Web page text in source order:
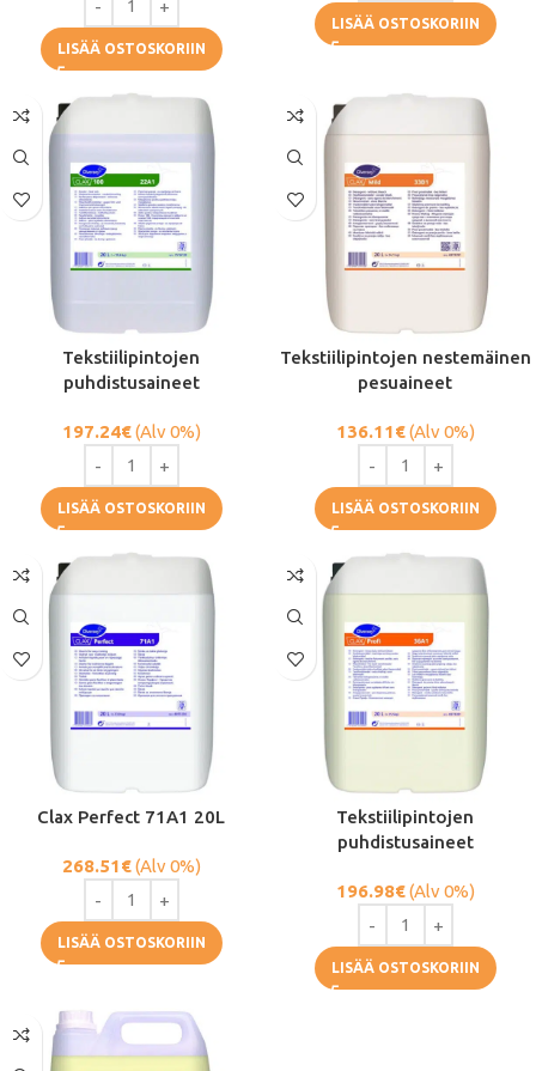
LISÄÄ OSTOSKORIIN
LISÄÄ OSTOSKORIIN
Tekstiilipintojen
puhdistusaineet
197.24€(Alv 0%)
LISÄÄ OSTOSKORIIN
Tekstiilipintojen nestemäinen
pesuaineet
136.11€(Alv 0%)
LISÄÄ OSTOSKORIIN
Clax Perfect 71A1 20L
268.51€(Alv 0%)
LISÄÄ OSTOSKORIIN
Tekstiilipintojen
puhdistusaineet
196.98€(Alv 0%)
LISÄÄ OSTOSKORIIN